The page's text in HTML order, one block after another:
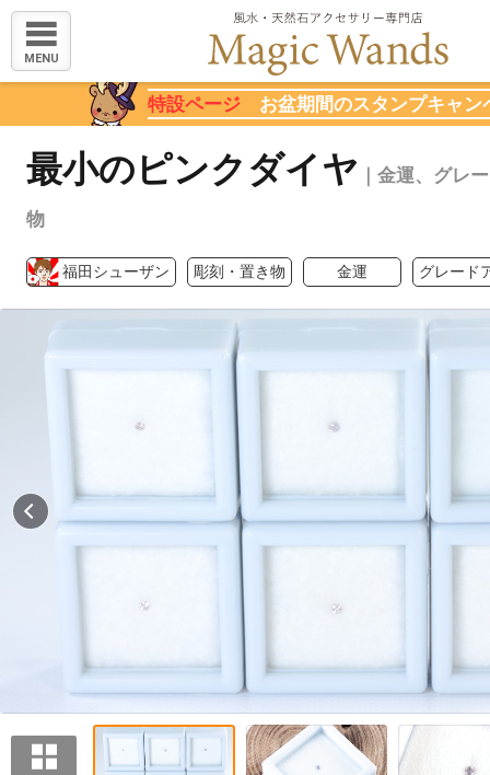
MENU
特設ページ お盆期間のスタンプキャン
最小のピンクダイヤ ｜金運、グレ
物
福田シューザン 彫刻・置き物 金運 グレード